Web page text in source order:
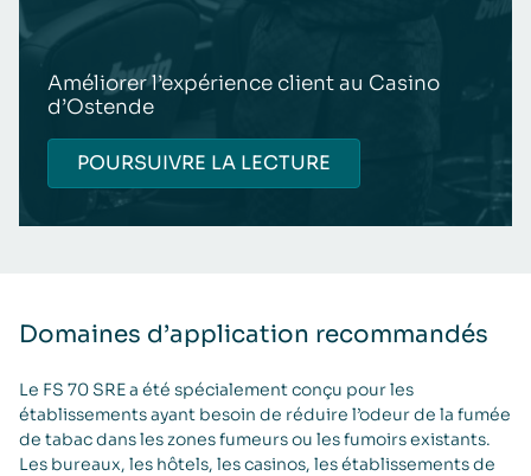
Améliorer l’expérience client au Casino
d’Ostende
POURSUIVRE LA LECTURE
Domaines d’application recommandés
Le FS 70 SRE a été spécialement conçu pour les
établissements ayant besoin de réduire l’odeur de la fumée
de tabac dans les zones fumeurs ou les fumoirs existants.
Les bureaux, les hôtels, les casinos, les établissements de